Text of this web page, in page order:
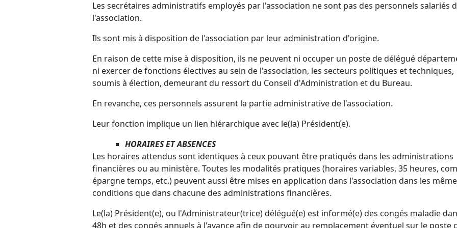
Les secrétaires administratifs employés par l'association ne sont pas des personnels salariés
l'association.
Ils sont mis à disposition de l'association par leur administration d'origine.
En raison de cette mise à disposition, ils ne peuvent ni occuper un poste de délégué
ni exercer de fonctions électives au sein de l'association, les secteurs politiques et techniques,
soumis à élection, demeurant du ressort du Conseil d'Administration et du Bureau.
En revanche, ces personnels assurent la partie administrative de l'association.
Leur fonction implique un lien hiérarchique avec le(la) Président(e).
HORAIRES ET ABSENCES
Les horaires attendus sont identiques à ceux pouvant être pratiqués dans les administrations
financières ou au ministère. Toutes les modalités pratiques (horaires variables, 35 heures,
épargne temps, etc.) peuvent aussi être mises en application dans l'association dans les
conditions que dans chacune des administrations financières.
Le(la) Président(e), ou l'Administrateur(trice) délégué(e) est informé(e) des congés maladie
48h et des congés annuels à l'avance afin de pourvoir au remplacement éventuel sur le poste